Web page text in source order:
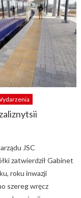
JSC
zatwierdził Gabinet
roku inwazji
szereg wręcz